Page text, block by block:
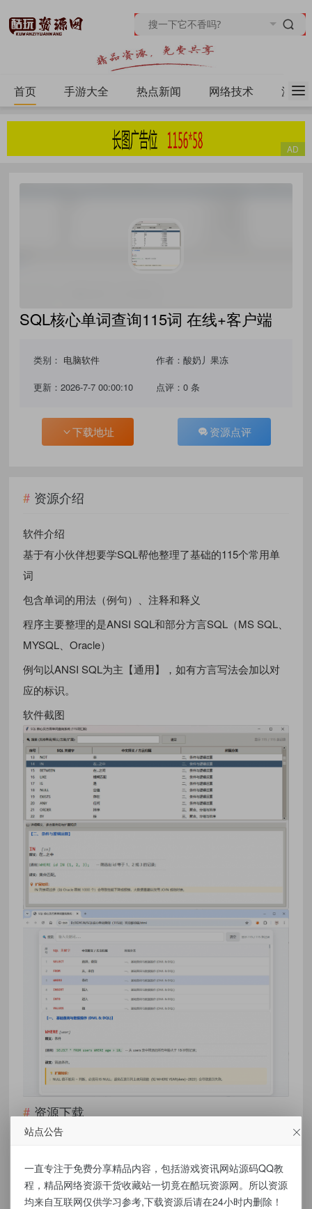
首页 手游大全 热点新闻 网络技术 源码
SQL核心单词查询115词 在线+客户端
类别： 电脑软件 作者：酸奶丿果冻
更新：2026-7-7 00:00:10 点评：0 条
下载地址 资源点评
资源介绍
软件介绍
基于有小伙伴想要学SQL帮他整理了基础的115个常用单
词
包含单词的用法（例句）、注释和释义
程序主要整理的是ANSI SQL和部分方言SQL（MS SQL、
MYSQL、Oracle）
例句以ANSI SQL为主【通用】，如有方言写法会加以对
应的标识。
软件截图
资源下载
有价值(0) 无价值(0)
站点公告
一直专注于免费分享精品内容，包括游戏资讯网站源码QQ教
程，精品网络资源干货收藏站一切竟在酷玩资源网。所以资源
均来自互联网仅供学习参考,下载资源后请在24小时内删除！